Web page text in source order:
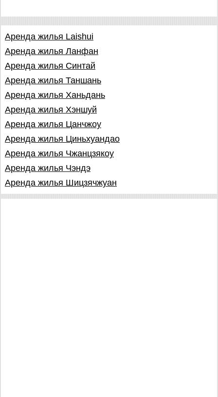
Аренда жилья Laishui
Аренда жилья Ланфан
Аренда жилья Синтай
Аренда жилья Таншань
Аренда жилья Ханьдань
Аренда жилья Хэншуй
Аренда жилья Цанчжоу
Аренда жилья Циньхуандао
Аренда жилья Чжанцзякоу
Аренда жилья Чэндэ
Аренда жилья Шицзячжуан